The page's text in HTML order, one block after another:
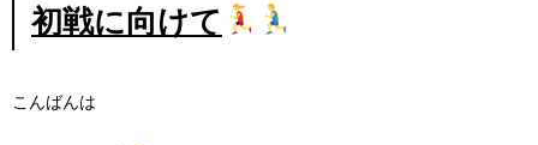
初戦に向けて
こんばんは